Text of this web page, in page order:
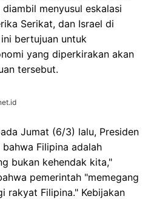
menyusul eskalasi
Serikat, dan Israel di
bertujuan untuk
yang diperkirakan akan
tersebut.
Jumat (6/3) lalu, Presiden
Filipina adalah
bukan kehendak kita,"
pemerintah "memegang
rakyat Filipina." Kebijakan